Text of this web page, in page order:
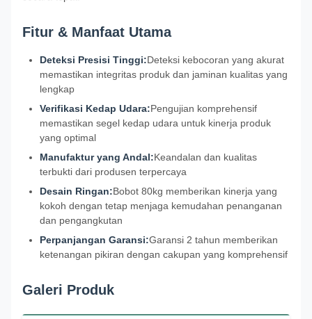
Fitur & Manfaat Utama
Deteksi Presisi Tinggi:Deteksi kebocoran yang akurat
memastikan integritas produk dan jaminan kualitas yang
lengkap
Verifikasi Kedap Udara:Pengujian komprehensif
memastikan segel kedap udara untuk kinerja produk
yang optimal
Manufaktur yang Andal:Keandalan dan kualitas
terbukti dari produsen terpercaya
Desain Ringan:Bobot 80kg memberikan kinerja yang
kokoh dengan tetap menjaga kemudahan penanganan
dan pengangkutan
Perpanjangan Garansi:Garansi 2 tahun memberikan
ketenangan pikiran dengan cakupan yang komprehensif
Galeri Produk